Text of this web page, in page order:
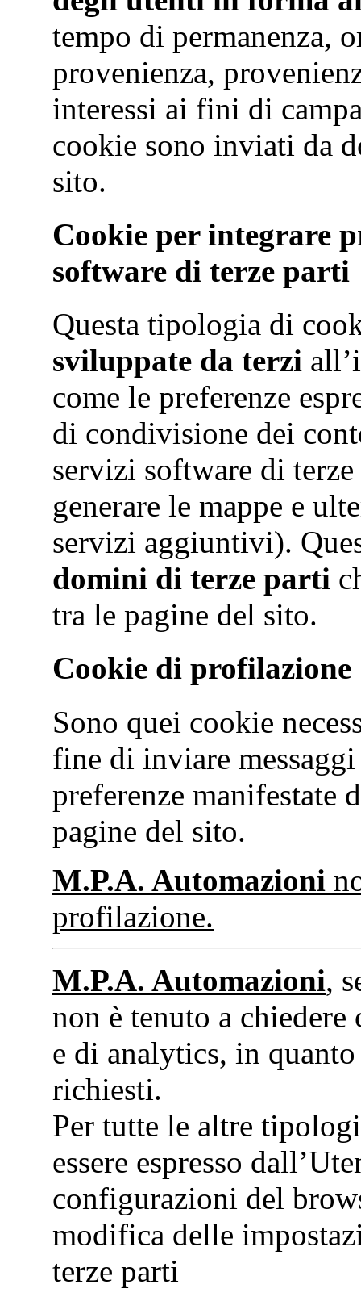
tempo di permanenza,
provenienza,
interessi ai fini di
cookie sono inviati da
sito.
Cookie per integrare
software di terze parti
Questa tipologia di
sviluppate da terzi
come le preferenze
di condivisione dei
servizi software di
generare le mappe e
servizi aggiuntivi).
domini di terze parti
tra le pagine del sito.
Cookie di profilazione
Sono quei cookie
fine di inviare
preferenze manifestate
pagine del sito.
M.P.A. Automazioni
profilazione.
M.P.A. Automazioni,
non è tenuto a
e di analytics, in
richiesti.
Per tutte le altre
essere espresso
configurazioni del
modifica delle
terze parti